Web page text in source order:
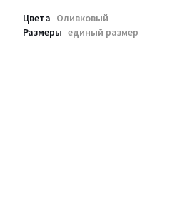
Цвета Оливковый
Размеры единый размер